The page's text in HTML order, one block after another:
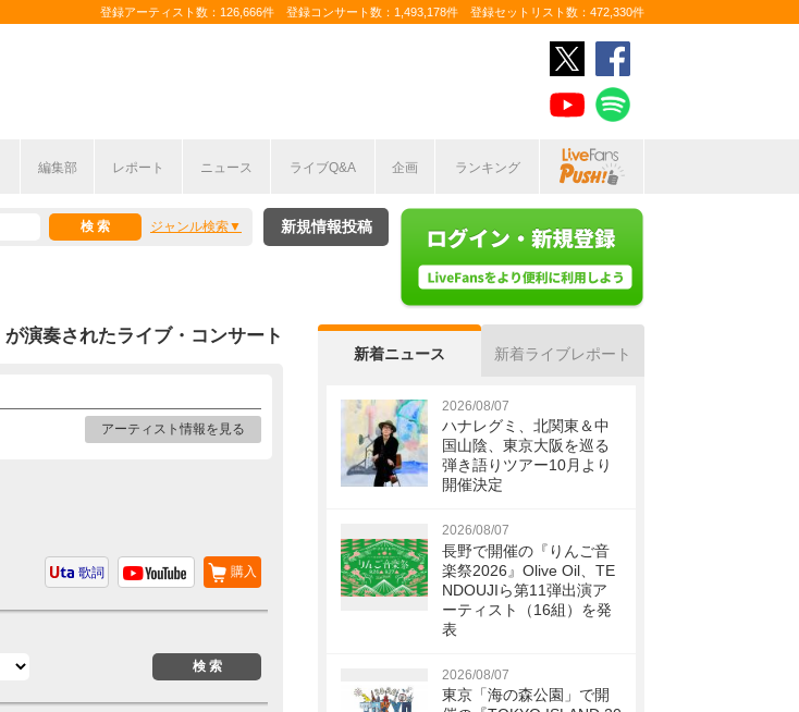
登録アーティスト数：126,666件 登録コンサート数：1,493,178件 登録セットリスト数：472,330件
編集部 レポート ニュース ライブQ&A 企画 ランキング
ジャンル検索 新規情報投稿
が演奏されたライブ・コンサート
アーティスト情報を見る
購入
歌詞
新着ニュース 新着ライブレポート
2026/08/07
ハナレグミ、北関東＆中
国山陰、東京大阪を巡る
弾き語りツアー10月より
開催決定
2026/08/07
長野で開催の『りんご音
楽祭2026』Olive Oil、TE
NDOUJIら第11弾出演ア
ーティスト（16組）を発
表
2026/08/07
東京「海の森公園」で開